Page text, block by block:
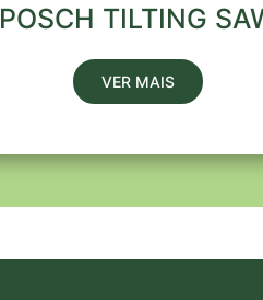
POSCH TILTING
VER MAIS